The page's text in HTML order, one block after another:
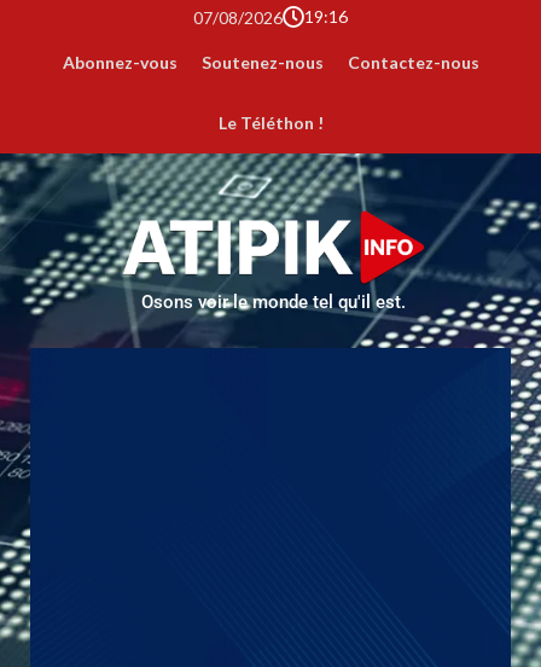
07/08/2026 19:16
Abonnez-vous Soutenez-nous Contactez-nous
Le Téléthon !
Osons voir le monde tel qu'il est.